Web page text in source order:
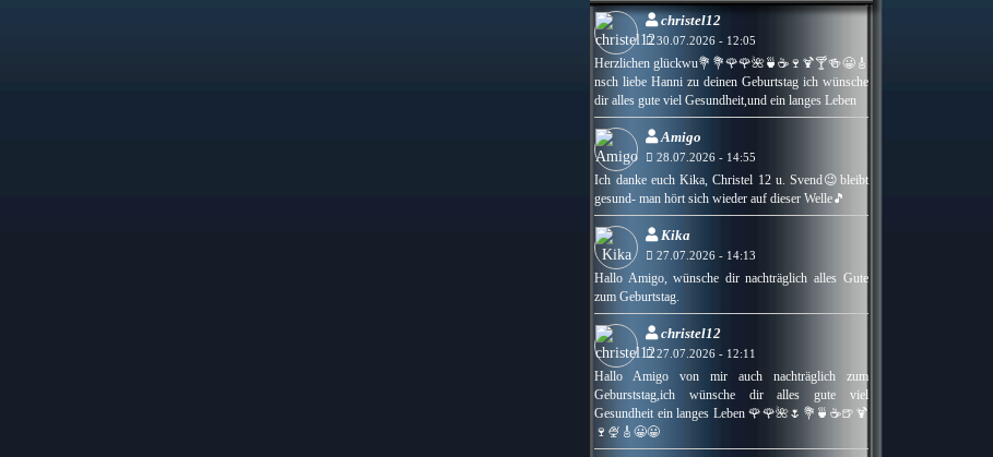
christel12
30.07.2026 - 12:05
Herzlichen glückwu💐💐🌹🌹🌺🍵☕🍷🍹🍸🍻😀🎸
nsch liebe Hanni zu deinen Geburtstag ich wünsche
dir alles gute viel Gesundheit,und ein langes Leben
Amigo
28.07.2026 - 14:55
Ich danke euch Kika, Christel 12 u. Svend😉bleibt
gesund- man hört sich wieder auf dieser Welle🎵
Kika
27.07.2026 - 14:13
Hallo Amigo, wünsche dir nachträglich alles Gute
zum Geburtstag.
christel12
27.07.2026 - 12:11
Hallo Amigo von mir auch nachträglich zum
Geburststag,ich wünsche dir alles gute viel
Gesundheit ein langes Leben 🌹🌹🌺🌷💐🍵☕🍺🍹
🍷🍨🎸😀😀